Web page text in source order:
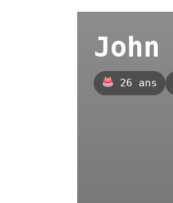
John
26 ans